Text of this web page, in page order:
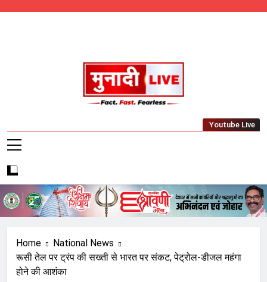
Munadi Live – Jharkhand's Leading Local
Youtube Live
Home
National News
रूसी तेल पर ट्रंप की सख्ती से भारत पर संकट, पेट्रोल-डीजल महंगा
होने की आशंका